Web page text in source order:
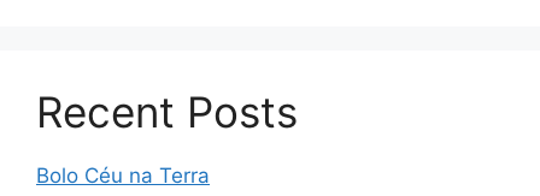
Recent Posts
Bolo Céu na Terra